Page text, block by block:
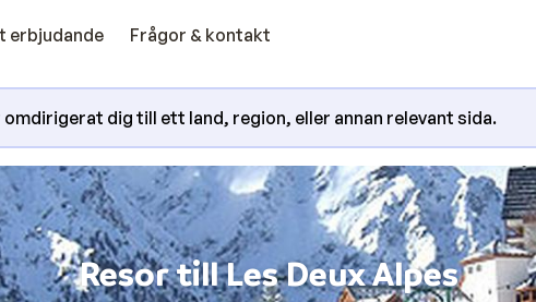
erbjudande Frågor & kontakt
dig till ett land, region, eller annan relevant sida.
Resor till Les Deux Alpes